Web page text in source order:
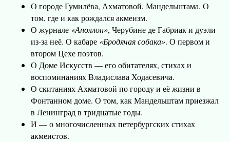
О городе Гумилёва, Ахматовой, Мандельштама. О
том, где и как рождался акмеизм.
О журнале «Аполлон», Черубине де Габриак и дуэли
из-за неё. О кабаре «Бродячая собака». О первом и
втором Цехе поэтов.
О Доме Искусств — его обитателях, стихах и
воспоминаниях Владислава Ходасевича.
О скитаниях Ахматовой по городу и её жизни в
Фонтанном доме. О том, как Мандельштам приезжал
в Ленинград в тридцатые годы.
И — о многочисленных петербургских стихах
акмеистов.